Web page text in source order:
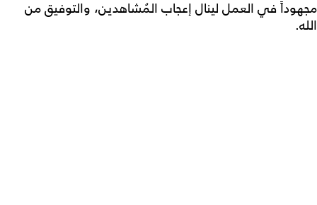
مجهوداً في العمل لينال إعجاب المُشاهدين، والتوفيق من
الله.